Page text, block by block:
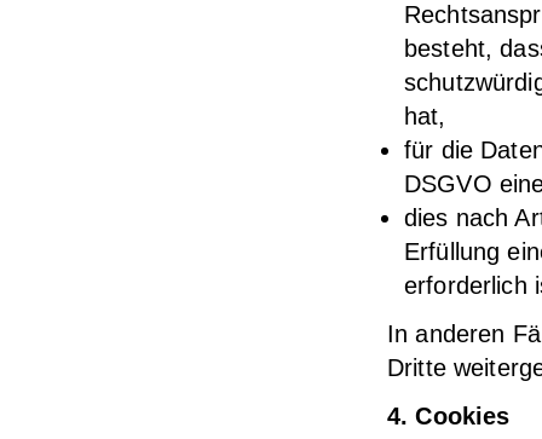
besteht,
hat,
für die
DSGVO
dies nach
Erfüllung
erforderlich
In anderen
Dritte
4. Cookies